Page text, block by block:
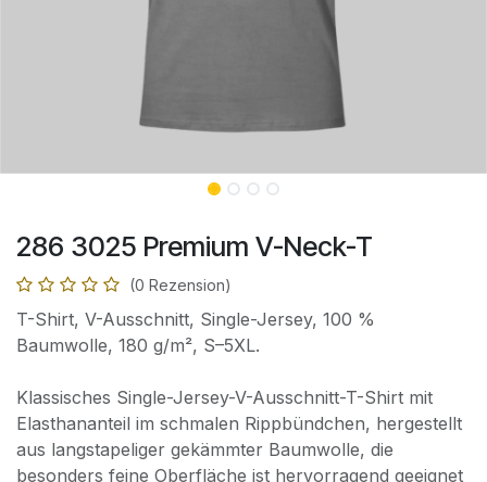
286 3025 Premium V-Neck-T
(0 Rezension)
T-Shirt, V-Ausschnitt, Single-Jersey, 100 %
Baumwolle, 180 g/m², S–5XL.
Klassisches Single-Jersey-V-Ausschnitt-T-Shirt mit
Elasthananteil im schmalen Rippbündchen, hergestellt
aus langstapeliger gekämmter Baumwolle, die
besonders feine Oberfläche ist hervorragend geeignet